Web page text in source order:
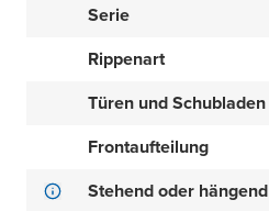
Serie
Rippenart
Türen und Schubladen
Frontaufteilung
Stehend oder hängend